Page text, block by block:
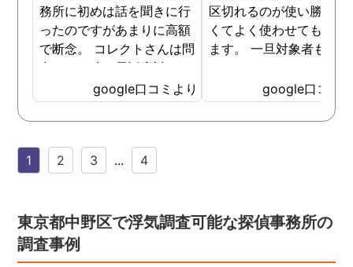
務所に初めは話を聞きに行
ったのですがあまりに高額
で断念。 コレクトさんは問
合せした時の電話応対がと
ても誠実な感じが伝わって
きたので3社目で伺いまし
た。 各社特徴はありました
得できたので試しにたのん
法的証拠を集める内容でし
たが成果はだしてくれまし
たね。 終始気持ちの良い取
google口コミより
区切れるのが使い勝手が
くてよく使わせてもらっ
ます。 一旦対象者も落
様子を見たいと思います
様子を見て動きそうなら
の時はまた尾行をお願い
google口コミ
1 2 3 ... 4
東京都中野区で浮気調査可能な探偵事務所の
調査事例